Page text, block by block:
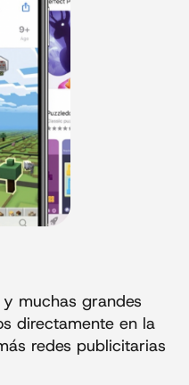
muchas grandes
directamente en la
redes publicitarias